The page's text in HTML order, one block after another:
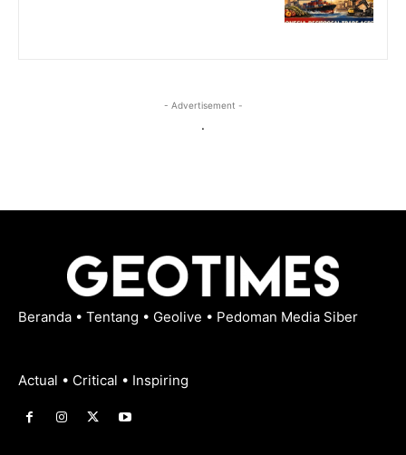
- Advertisement -
.
Beranda • Tentang • Geolive • Pedoman Media Siber
Actual • Critical • Inspiring